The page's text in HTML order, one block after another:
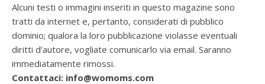
Alcuni testi o immagini inseriti in questo magazine sono
tratti da internet e, pertanto, considerati di pubblico
dominio; qualora la loro pubblicazione violasse eventuali
diritti d’autore, vogliate comunicarlo via email. Saranno
immediatamente rimossi.
Contattaci: info@womoms.com